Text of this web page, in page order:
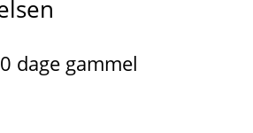
dage gammel